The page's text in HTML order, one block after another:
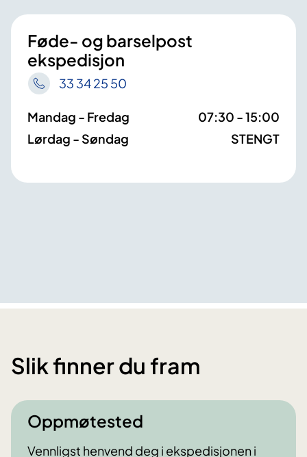
Føde- og barselpost
ekspedisjon
33 34 25 50
Mandag - Fredag
07:30 - 15:00
Lørdag - Søndag
STENGT
Slik finner du fram
Oppmøtested
Vennligst henvend deg i ekspedisjonen i